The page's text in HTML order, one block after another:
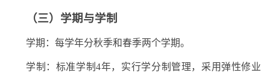
（三）学期与学制
学期：每学年分秋季和春季两个学期。
学制：标准学制4年，实行学分制管理，采用弹性修业